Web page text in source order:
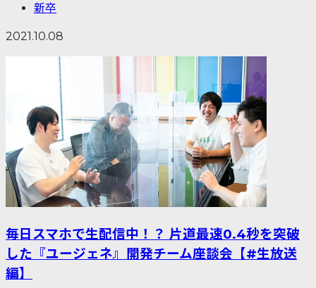
新卒
2021.10.08
毎日スマホで生配信中！？ 片道最速0.4秒を突破
した『ユージェネ』開発チーム座談会【#生放送
編】